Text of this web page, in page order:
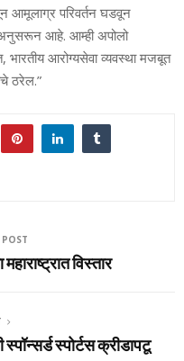
आमूलाग्र परिवर्तन घडवून
अनुसरून आहे. आम्ही अपोलो
भारतीय आरोग्यसेवा व्यवस्था मजबूत
ठरेल.”
विस्तार
स्पोर्टस क्रीडापटू